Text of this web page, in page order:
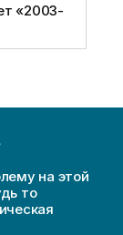
«2003-
на этой
то